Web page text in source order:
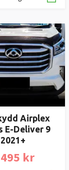
Airplex
E-Deliver 9
2021+
kr